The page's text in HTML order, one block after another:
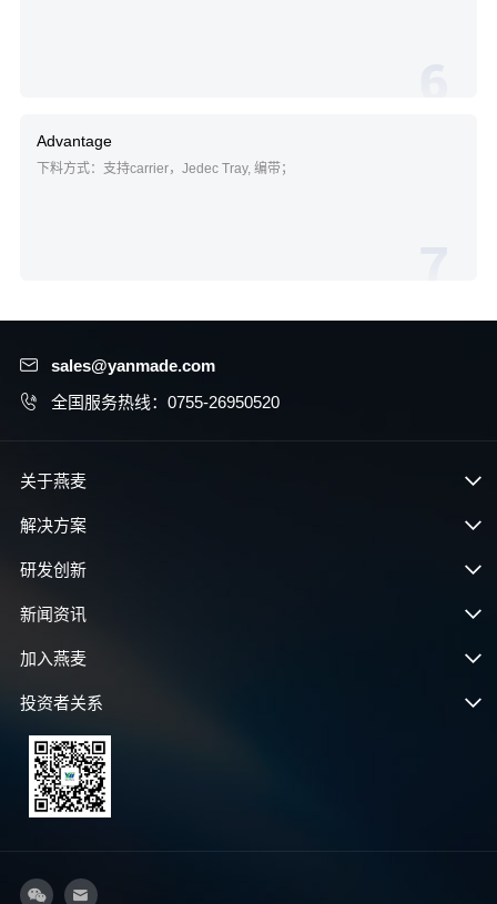
6
Advantage
下料方式：支持carrier，Jedec Tray, 编带；
7
sales@yanmade.com
全国服务热线：0755-26950520
关于燕麦
解决方案
研发创新
新闻资讯
加入燕麦
投资者关系